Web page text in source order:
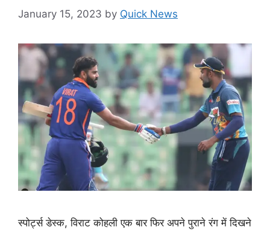
January 15, 2023 by Quick News
स्पोर्ट्स डेस्क, विराट कोहली एक बार फिर अपने पुराने रंग में दिखने